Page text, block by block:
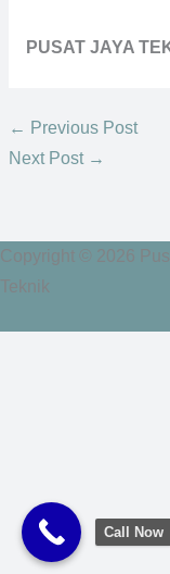
PUSAT JAYA
← Previous Post
Next Post →
Copyright © 2026
Teknik
Call Now